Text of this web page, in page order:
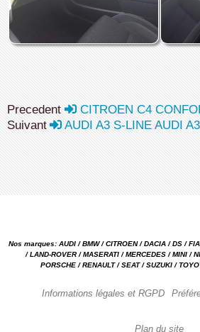
Precedent
CITROEN C4
Suivant
AUDI A3 S-LINE AUDI
Nos marques: AUDI / BMW / CITROEN / DACIA / DS /
/ LAND-ROVER / MASERATI / MERCEDES / MINI /
PORSCHE / RENAULT / SEAT / SUZUKI /
Informations légales et RGPD
Plan du site